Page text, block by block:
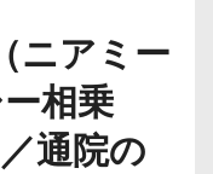
ニアミー
相乗
通院の